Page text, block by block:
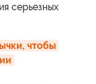
серьезных
чтобы